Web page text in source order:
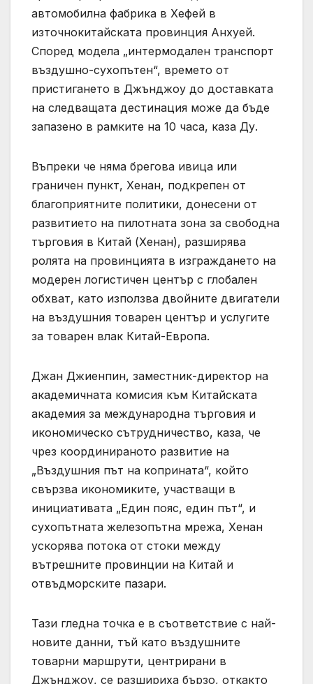
автомобилна фабрика в Хефей в
източнокитайската провинция Анхуей.
Според модела „интермодален транспорт
въздушно-сухопътен“, времето от
пристигането в Джънджоу до доставката
на следващата дестинация може да бъде
запазено в рамките на 10 часа, каза Ду.
Въпреки че няма брегова ивица или
граничен пункт, Хенан, подкрепен от
благоприятните политики, донесени от
развитието на пилотната зона за свободна
търговия в Китай (Хенан), разширява
ролята на провинцията в изграждането на
модерен логистичен център с глобален
обхват, като използва двойните двигатели
на въздушния товарен център и услугите
за товарен влак Китай-Европа.
Джан Джиенпин, заместник-директор на
академичната комисия към Китайската
академия за международна търговия и
икономическо сътрудничество, каза, че
чрез координираното развитие на
„Въздушния път на коприната“, който
свързва икономиките, участващи в
инициативата „Един пояс, един път“, и
сухопътната железопътна мрежа, Хенан
ускорява потока от стоки между
вътрешните провинции на Китай и
отвъдморските пазари.
Тази гледна точка е в съответствие с най-
новите данни, тъй като въздушните
товарни маршрути, центрирани в
Джънджоу, се разшириха бързо, откакто